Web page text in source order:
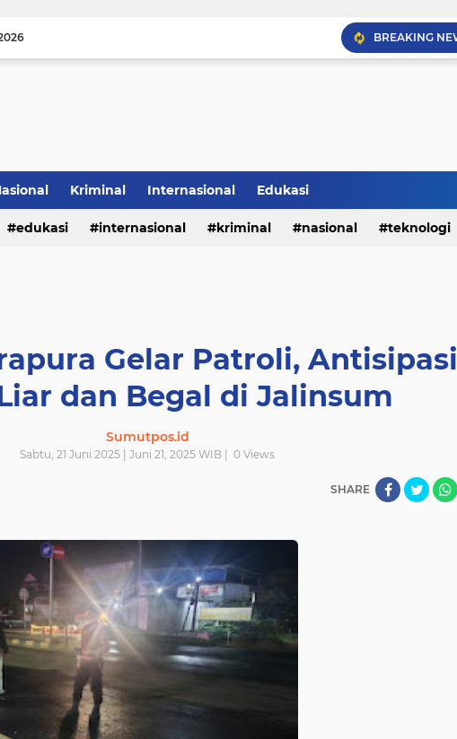
Kriminal Internasional Edukasi
edukasi internasional kriminal nasional teknologi
Gelar Patroli, Antisipasi
dan Begal di Jalinsum
Sumutpos.id
Sabtu, 21 Juni 2025 | Juni 21, 2025 WIB | 0 Views
SHARE